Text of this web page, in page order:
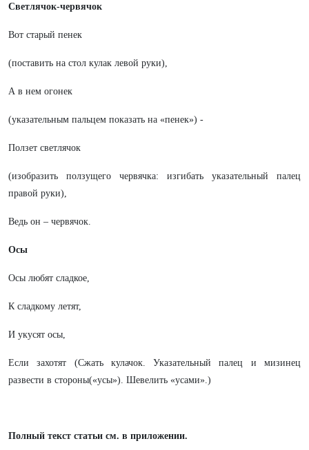
Светлячок-червячок
Вот старый пенек
(поставить на стол кулак левой руки),
А в нем огонек
(указательным пальцем показать на «пенек») -
Ползет светлячок
(изобразить ползущего червячка: изгибать указательный палец
правой руки),
Ведь он – червячок.
Осы
Осы любят сладкое,
К сладкому летят,
И укусят осы,
Если захотят (Сжать кулачок. Указательный палец и мизинец
развести в стороны(«усы»). Шевелить «усами».)
Полный текст статьи см. в приложении.